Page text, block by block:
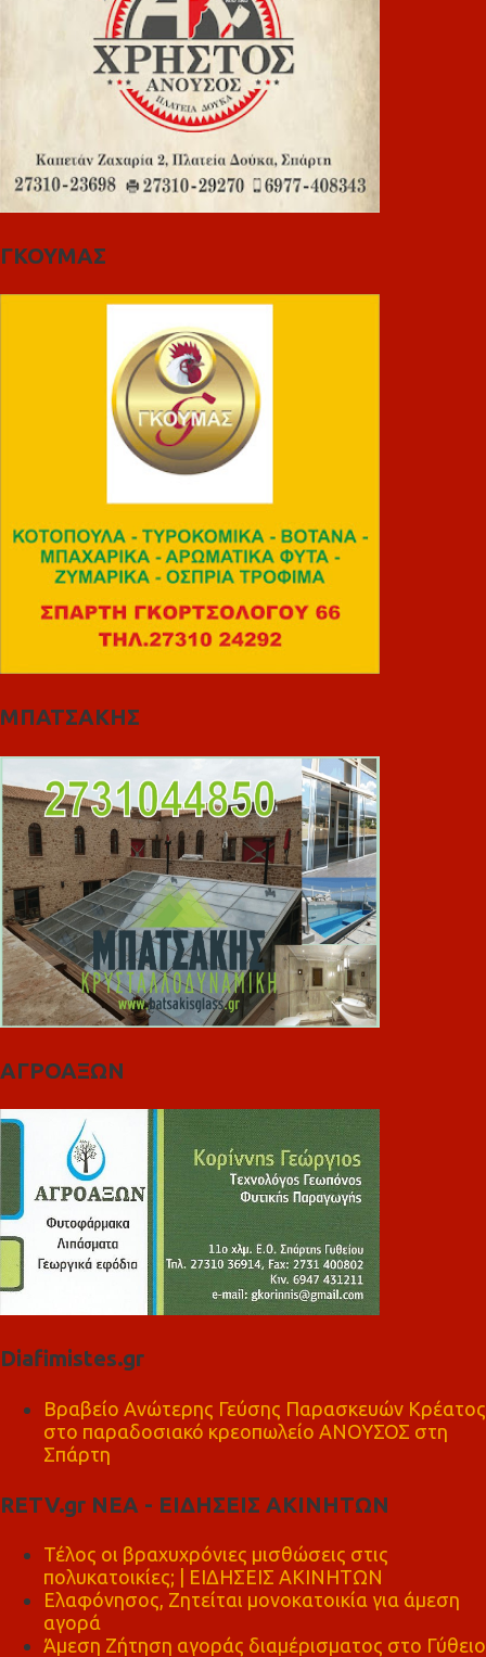
ΓΚΟΥΜΑΣ
ΜΠΑΤΣΑΚΗΣ
ΑΓΡΟΑΞΩΝ
Diafimistes.gr
Βραβείο Ανώτερης Γεύσης Παρασκευών Κρέατος
στο παραδοσιακό κρεοπωλείο ΑΝΟΥΣΟΣ στη
Σπάρτη
RETV.gr ΝΕΑ - ΕΙΔΗΣΕΙΣ ΑΚΙΝΗΤΩΝ
Τέλος οι βραχυχρόνιες μισθώσεις στις
πολυκατοικίες; | ΕΙΔΗΣΕΙΣ ΑΚΙΝΗΤΩΝ
Ελαφόνησος, Ζητείται μονοκατοικία για άμεση
αγορά
Άμεση Ζήτηση αγοράς διαμέρισματος στο Γύθειο